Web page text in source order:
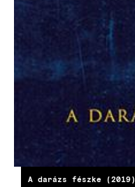
A darázs fészke (2019)